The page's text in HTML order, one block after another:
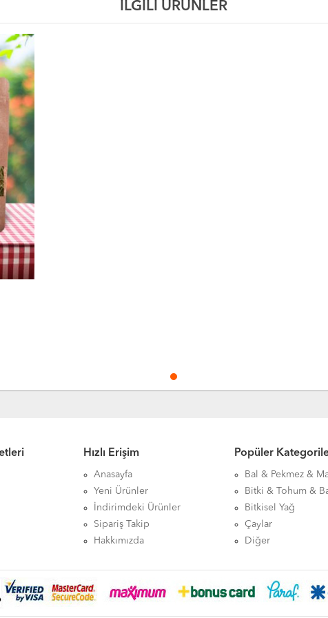
Bahçem Ayrık Otu 30gr ürünü faydaları, Yöresel Bahçem Ayrık Otu 30gr ürünü kullanımı, Yöresel Bahçem Ayrık Otu 30gr ürünü faydaları
ürünü nerden alabilirim, Yöresel Bahçem Ayrık Otu 30gr ürünü etkileri, Yöresel Bahçem Ayrık Otu 30gr ürünü nasıl kullanılır, Yöresel Bahçem
etkileri, Yöresel Bahçem Ayrık Otu 30gr aktarlarda bulunurmu, Yöresel Bahçem Ayrık Otu 30gr nedir, Yöresel Bahçem Ayrık Otu 30gr haftada
30gr kaç günde bir kullanılır, Yöresel Bahçem Ayrık Otu 30gr aktarlarda bulunurmu, Yöresel Bahçem Ayrık Otu 30gr ne için kullanılır,
Bahçem Ayrık Otu 30gr ürünü hakkındaki tüm bilgilerini detaylarını Aktardangelsin online alışveriş mağazalarında bulabilirsiniz.
İLGİLİ ÜRÜNLER
Hızlı Erişim
Anasayfa
Yeni Ürünler
İndirimdeki Ürünler
Sipariş Takip
Hakkımızda
Popüler
Bal & Pekmez &
Bitki & Tohum &
Bitkisel Yağ
Çaylar
Diğer